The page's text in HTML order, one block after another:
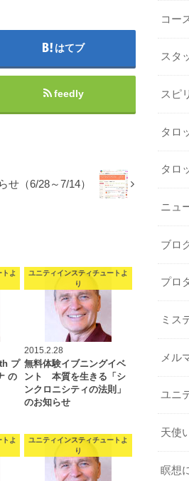
はてブ
feedly
（6/28～7/14）
よ
プ
の
ユニティインスティチュートよ
り
2015.2.28
無料体験イブニングイベ
ント 本質を生きる「シ
ンクロニシティの法則」
のお知らせ
よ
ユニティインスティチュートよ
り
コー
スタ
スピ
タロ
タロ
ニュ
ブロ
プロ
ミス
メル
ユニ
天使
瞑想